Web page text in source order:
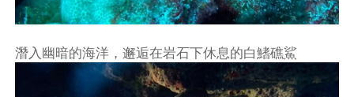
潛入幽暗的海洋，邂逅在岩石下休息的白鰭礁鯊